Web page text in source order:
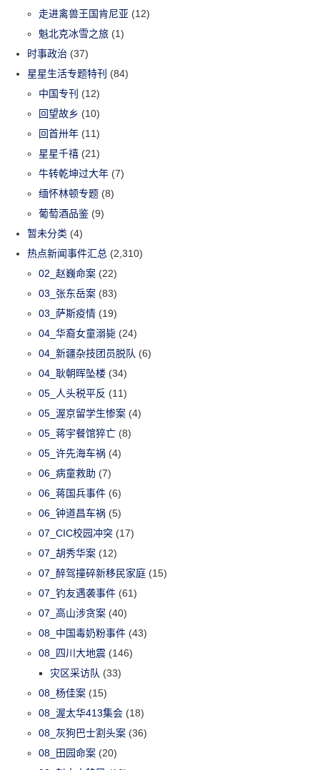
走进禽兽王国肯尼亚 (12)
魁北克冰雪之旅 (1)
时事政治 (37)
星星生活专题特刊 (84)
中国专刊 (12)
回望故乡 (10)
回首卅年 (11)
星星千禧 (21)
牛转乾坤过大年 (7)
缅怀林顿专题 (8)
葡萄酒品鉴 (9)
暂未分类 (4)
热点新闻事件汇总 (2,310)
02_赵巍命案 (22)
03_张东岳案 (83)
03_萨斯疫情 (19)
04_华裔女童溺毙 (24)
04_新疆杂技团员脱队 (6)
04_耿朝晖坠楼 (34)
05_人头税平反 (11)
05_渥京留学生惨案 (4)
05_蒋宇餐馆猝亡 (8)
05_许先海车祸 (4)
06_病童救助 (7)
06_蒋国兵事件 (6)
06_钟道昌车祸 (5)
07_CIC校园冲突 (17)
07_胡秀华案 (12)
07_醉驾撞碎新移民家庭 (15)
07_钓友遇袭事件 (61)
07_高山涉贪案 (40)
08_中国毒奶粉事件 (43)
08_四川大地震 (146)
灾区采访队 (33)
08_杨佳案 (15)
08_渥太华413集会 (18)
08_灰狗巴士割头案 (36)
08_田园命案 (20)